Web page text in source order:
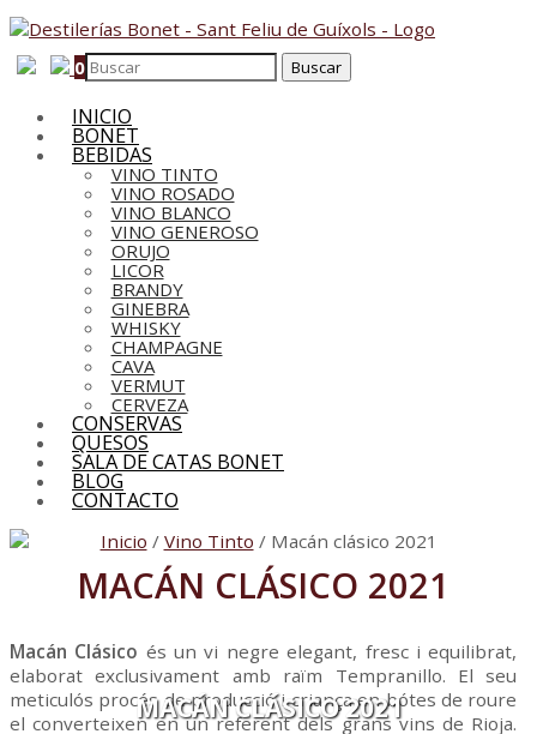
0
INICIO
BONET
BEBIDAS
VINO TINTO
VINO ROSADO
VINO BLANCO
VINO GENEROSO
ORUJO
LICOR
BRANDY
GINEBRA
WHISKY
CHAMPAGNE
CAVA
VERMUT
CERVEZA
CONSERVAS
QUESOS
SALA DE CATAS BONET
BLOG
CONTACTO
MACÁN CLÁSICO 2021
Inicio / Vino Tinto / Macán clásico 2021
MACÁN CLÁSICO 2021
Macán Clásico és un vi negre elegant, fresc i equilibrat,
elaborat exclusivament amb raïm Tempranillo. El seu
meticulós procés de producció i criança en bótes de roure
el converteixen en un referent dels grans vins de Rioja.